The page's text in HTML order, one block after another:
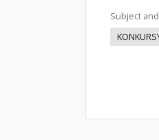
Subject